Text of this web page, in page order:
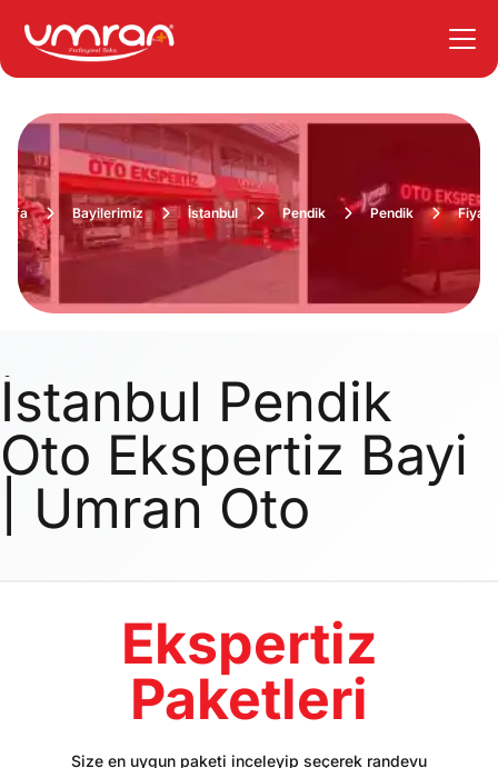
Bayilerimiz İstanbul Pendik Pendik
İstanbul Pendik
Oto Ekspertiz Bayi
| Umran Oto
Ekspertiz
Paketleri
Size en uygun paketi inceleyip seçerek randevu